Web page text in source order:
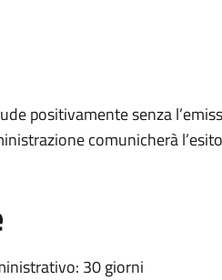
positivamente senza
comunicherà
30 giorni